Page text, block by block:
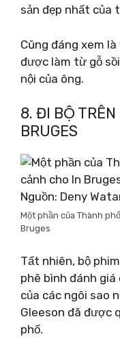
sản đẹp nhất của
Cũng đáng xem
được làm từ gỗ
nội của ông.
8. ĐI BỘ
BRUGES
Nguồn: Deny
Một phần của Thành
Bruges
Tất nhiên, bộ
phê bình đánh
của các ngôi sao
Gleeson đã được
phố.